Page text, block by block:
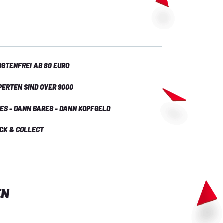
wenn Yuki sich dazu bereit erklärt, ab jetzt
…
AB 80 EURO
SIND OVER 9000
- DANN BARES - DANN KOPFGELD
& COLLECT